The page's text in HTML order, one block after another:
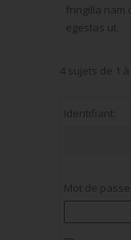
fringilla nam
egestas ut.
4 sujets de 1
Identifiant:
Mot de passe: